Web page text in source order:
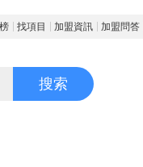
找項目 加盟資訊 加盟問答
搜索